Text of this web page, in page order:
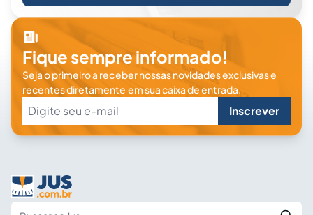
Fique sempre informado!
Seja o primeiro a receber nossas novidades exclusivas e
recentes diretamente em sua caixa de entrada.
Inscrever